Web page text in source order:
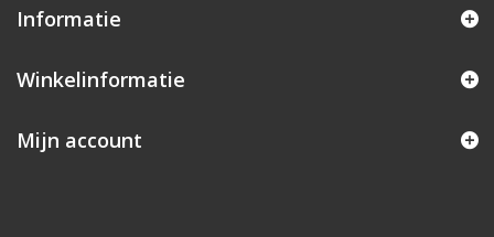
Informatie
Winkelinformatie
Mijn account